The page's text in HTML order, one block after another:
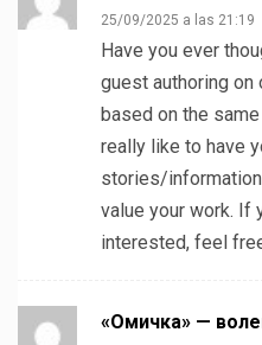
25/09/2025 a las 21:19
Have you ever
guest authoring on
based on the
really like to have
stories/
value your work. If
interested, feel
«Омичка» —